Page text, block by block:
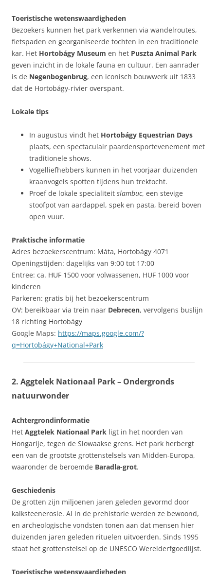
Toeristische wetenswaardigheden
Bezoekers kunnen het park verkennen via wandelroutes,
fietspaden en georganiseerde tochten in een traditionele
kar. Het Hortobágy Museum en het Puszta Animal Park
geven inzicht in de lokale fauna en cultuur. Een aanrader
is de Negenbogenbrug, een iconisch bouwwerk uit 1833
dat de Hortobágy-rivier overspant.
Lokale tips
In augustus vindt het Hortobágy Equestrian Days
plaats, een spectaculair paardensportevenement met
traditionele shows.
Vogelliefhebbers kunnen in het voorjaar duizenden
kraanvogels spotten tijdens hun trektocht.
Proef de lokale specialiteit slambuc, een stevige
stoofpot van aardappel, spek en pasta, bereid boven
open vuur.
Praktische informatie
Adres bezoekerscentrum: Máta, Hortobágy 4071
Openingstijden: dagelijks van 9:00 tot 17:00
Entree: ca. HUF 1500 voor volwassenen, HUF 1000 voor
kinderen
Parkeren: gratis bij het bezoekerscentrum
OV: bereikbaar via trein naar Debrecen, vervolgens buslijn
18 richting Hortobágy
Google Maps: https://maps.google.com/?
q=Hortobágy+National+Park
2. Aggtelek Nationaal Park – Ondergronds
natuurwonder
Achtergrondinformatie
Het Aggtelek Nationaal Park ligt in het noorden van
Hongarije, tegen de Slowaakse grens. Het park herbergt
een van de grootste grottenstelsels van Midden-Europa,
waaronder de beroemde Baradla-grot.
Geschiedenis
De grotten zijn miljoenen jaren geleden gevormd door
kalksteenerosie. Al in de prehistorie werden ze bewoond,
en archeologische vondsten tonen aan dat mensen hier
duizenden jaren geleden rituelen uitvoerden. Sinds 1995
staat het grottenstelsel op de UNESCO Werelderfgoedlijst.
Toeristische wetenswaardigheden